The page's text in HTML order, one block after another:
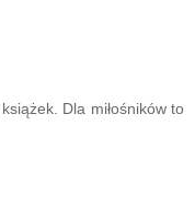
Dla miłośników to